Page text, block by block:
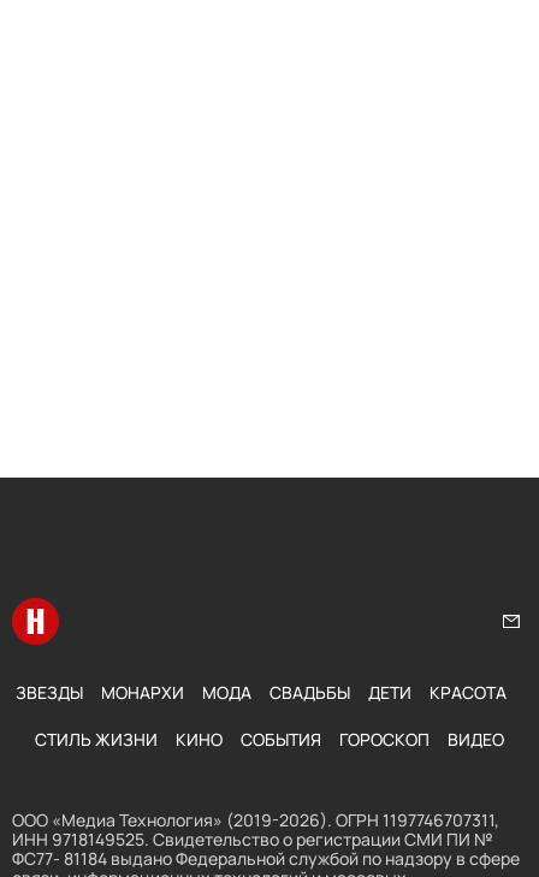
Перейти на главную
ЗВЕЗДЫ МОНАРХИ МОДА СВАДЬБЫ ДЕТИ КРАСОТА
СТИЛЬ ЖИЗНИ КИНО СОБЫТИЯ ГОРОСКОП ВИДЕО
ООО «Медиа Технология» (2019-2026). ОГРН 1197746707311,
ИНН 9718149525. Свидетельство о регистрации СМИ ПИ №
ФС77- 81184 выдано Федеральной службой по надзору в сфере